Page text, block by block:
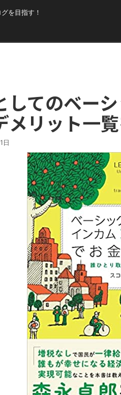
を目指す！
してのベー
メリット一
日